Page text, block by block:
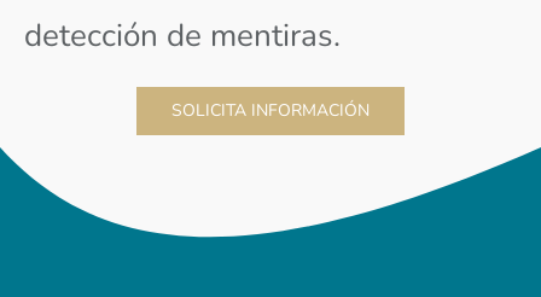
detección de mentiras.
SOLICITA INFORMACIÓN